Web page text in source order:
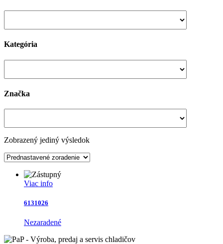
Kategória
Značka
Zobrazený jediný výsledok
Viac info
6131026
Nezaradené